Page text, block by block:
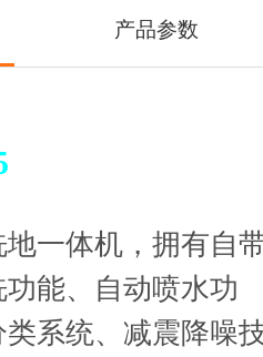
产品参数
一体机，拥有自
能、自动喷水功
系统、减震降噪